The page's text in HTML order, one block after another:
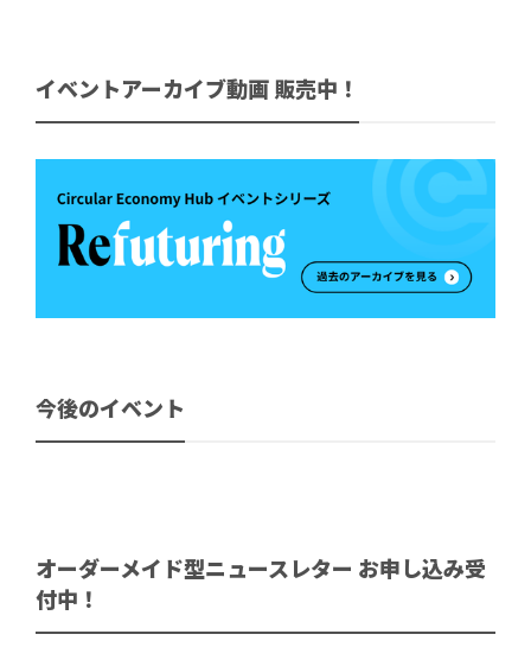
イベントアーカイブ動画 販売中！
今後のイベント
オーダーメイド型ニュースレター お申し込み受
付中！